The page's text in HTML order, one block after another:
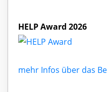
HELP Award 2026
mehr Infos über das